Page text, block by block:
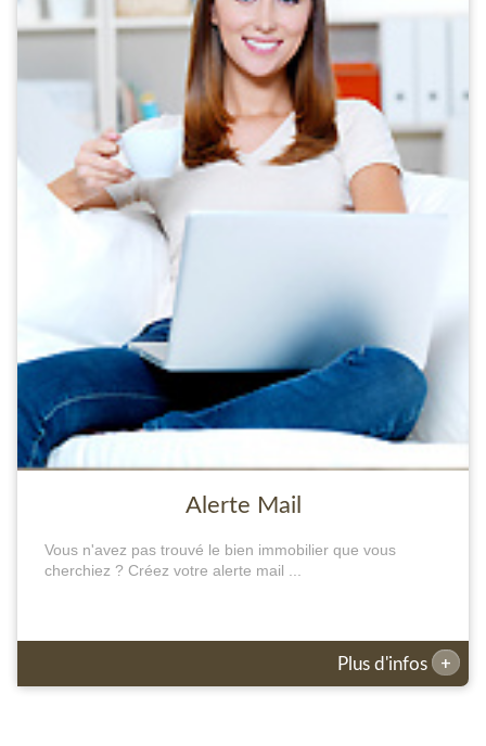
Alerte Mail
Vous n'avez pas trouvé le bien immobilier que vous
cherchiez ? Créez votre alerte mail ...
Plus d'infos +